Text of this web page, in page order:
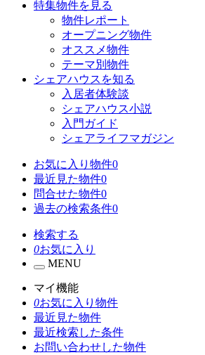
特集物件を見る
物件レポート
オープニング物件
オススメ物件
テーマ別物件
シェアハウスを知る
入居者体験談
シェアハウス小説
入門ガイド
シェアライフマガジン
お気に入り物件0
最近見た物件0
問合せた物件0
過去の検索条件0
検索する
0お気に入り
MENU
マイ機能
0お気に入り物件
最近見た物件
最近検索した条件
お問い合わせした物件